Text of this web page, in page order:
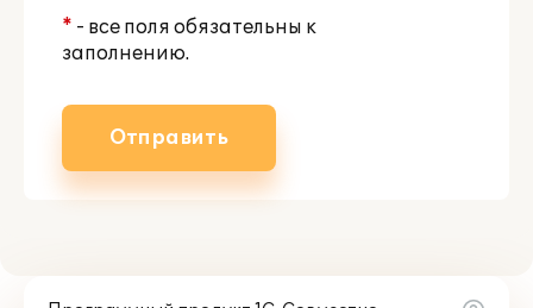
* - все поля обязательны к
заполнению.
Отправить